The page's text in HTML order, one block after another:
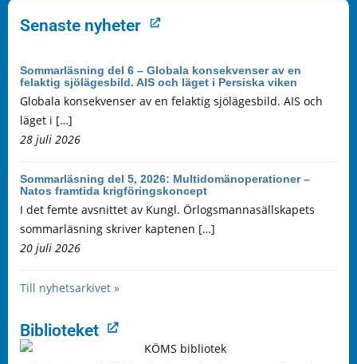
Senaste nyheter
Sommarläsning del 6 – Globala konsekvenser av en
felaktig sjölägesbild. AIS och läget i Persiska viken
Globala konsekvenser av en felaktig sjölägesbild. AIS och
läget i […]
28 juli 2026
Sommarläsning del 5, 2026: Multidomänoperationer –
Natos framtida krigföringskoncept
I det femte avsnittet av Kungl. Örlogsmannasällskapets
sommarläsning skriver kaptenen […]
20 juli 2026
Till nyhetsarkivet »
Biblioteket